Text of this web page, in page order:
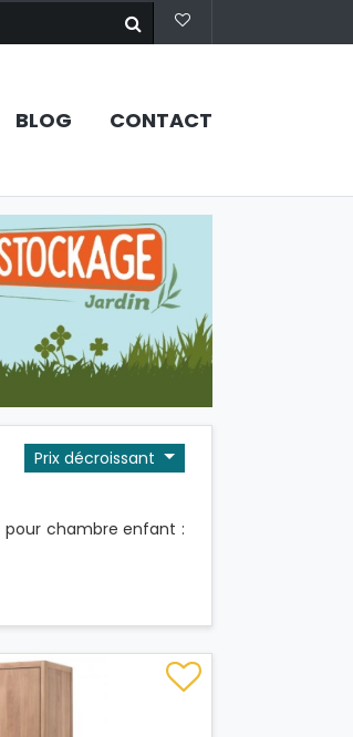
BLOG CONTACT
Prix décroissant
pour chambre enfant :